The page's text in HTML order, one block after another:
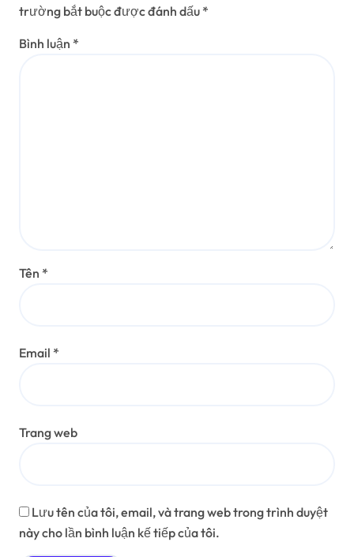
trường bắt buộc được đánh dấu *
Bình luận *
Tên *
Email *
Trang web
Lưu tên của tôi, email, và trang web trong trình duyệt
này cho lần bình luận kế tiếp của tôi.